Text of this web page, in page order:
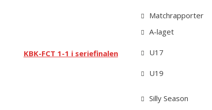
KBK-FCT 1-1 i seriefinalen
Matchrapporter
A-laget
U17
U19
Silly Season